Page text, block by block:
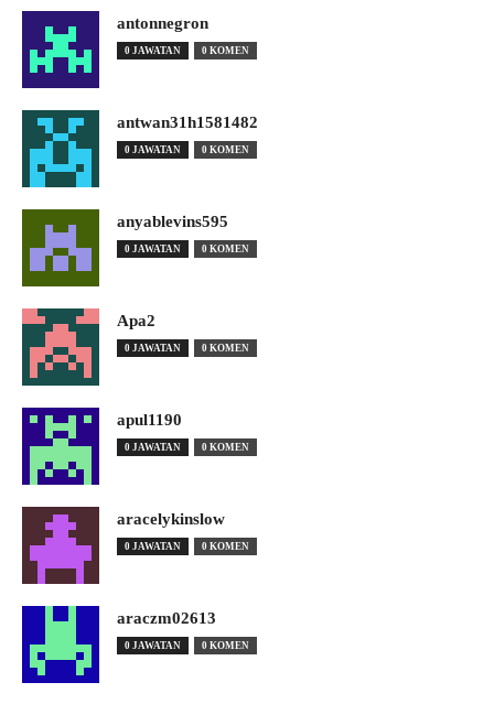
antonnegron
0 JAWATAN 0 KOMEN
antwan31h1581482
0 JAWATAN 0 KOMEN
anyablevins595
0 JAWATAN 0 KOMEN
Apa2
0 JAWATAN 0 KOMEN
apul1190
0 JAWATAN 0 KOMEN
aracelykinslow
0 JAWATAN 0 KOMEN
araczm02613
0 JAWATAN 0 KOMEN